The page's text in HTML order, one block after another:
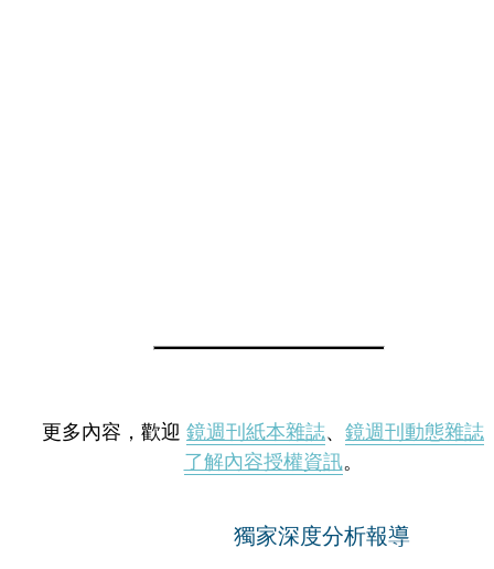
更多內容，歡迎 鏡週刊紙本雜誌、 鏡週刊動態雜誌
了解內容授權資訊。
獨家深度分析報導